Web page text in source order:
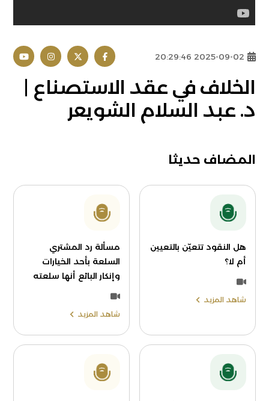
2025-09-02 20:29:46
الخلاف في عقد الاستصناع |
د. عبد السلام الشويعر
المضاف حديثا
هل النقود تتعيّن بالتعيين
أم لا؟
شاهد المزيد
مسألة رد المشتري
السلعة بأحد الخيارات
وإنكار البائع أنها سلعته
شاهد المزيد